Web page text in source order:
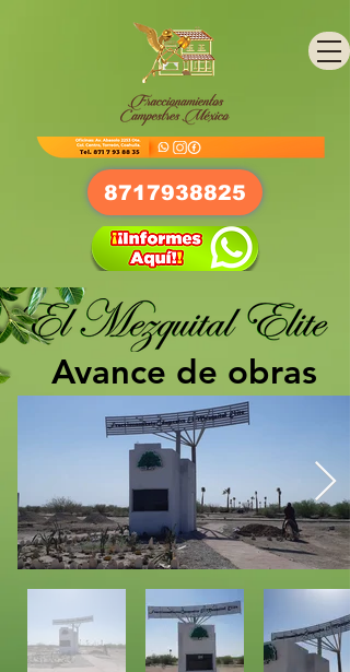
8717938825
Avance de obras